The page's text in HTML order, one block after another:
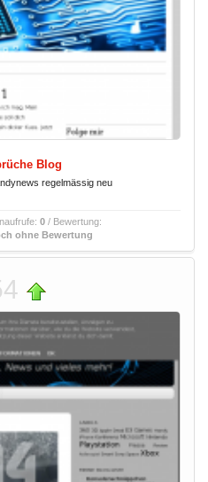
Blog
regelmässig neu
0 / Bewertung:
ohne Bewertung